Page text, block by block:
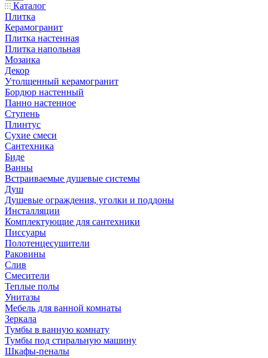
Каталог
Плитка
Керамогранит
Плитка настенная
Плитка напольная
Мозаика
Декор
Утолщенный керамогранит
Бордюр настенный
Панно настенное
Ступень
Плинтус
Сухие смеси
Сантехника
Биде
Ванны
Встраиваемые душевые системы
Душ
Душевые ограждения, уголки и поддоны
Инсталляции
Комплектующие для сантехники
Писсуары
Полотенцесушители
Раковины
Слив
Смесители
Теплые полы
Унитазы
Мебель для ванной комнаты
Зеркала
Тумбы в ванную комнату
Тумбы под стиральную машину
Шкафы-пеналы